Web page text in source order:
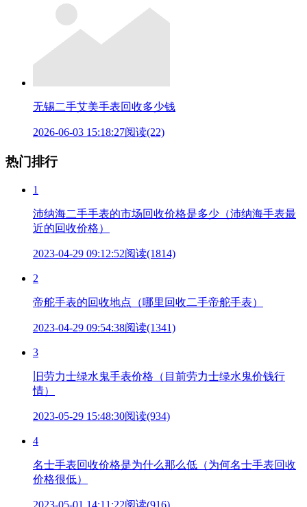
无锡二手艾美手表回收多少钱
2026-06-03 15:18:27阅读(22)
热门排行
1
沛纳海二手手表的市场回收价格是多少（沛纳海手表最
近的回收价格）
2023-04-29 09:12:52阅读(1814)
2
帝舵手表的回收地点（哪里回收二手帝舵手表）
2023-04-29 09:54:38阅读(1341)
3
旧劳力士绿水鬼手表价格（目前劳力士绿水鬼价钱行
情）
2023-05-29 15:48:30阅读(934)
4
名士手表回收价格是为什么那么低（为何名士手表回收
价格很低）
2023-05-01 14:11:22阅读(916)